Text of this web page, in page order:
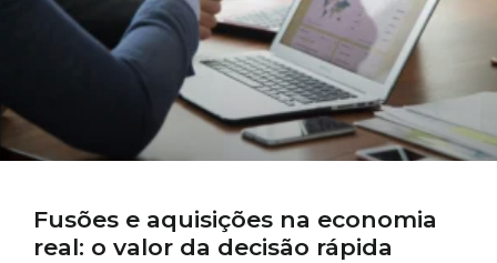
Fusões e aquisições na economia
real: o valor da decisão rápida